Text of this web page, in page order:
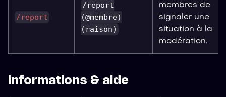
/report
/report
(@membre)
(raison)
membres de
signaler une
situation à la
modération.
Informations & aide